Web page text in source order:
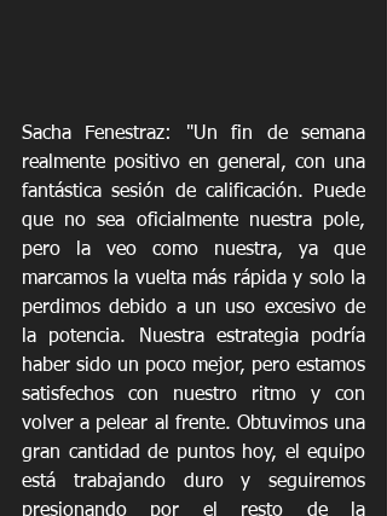
Sacha Fenestraz: "Un fin de semana
realmente positivo en general, con una
fantástica sesión de calificación. Puede
que no sea oficialmente nuestra pole,
pero la veo como nuestra, ya que
marcamos la vuelta más rápida y solo la
perdimos debido a un uso excesivo de
la potencia. Nuestra estrategia podría
haber sido un poco mejor, pero estamos
satisfechos con nuestro ritmo y con
volver a pelear al frente. Obtuvimos una
gran cantidad de puntos hoy, el equipo
está trabajando duro y seguiremos
presionando por el resto de la